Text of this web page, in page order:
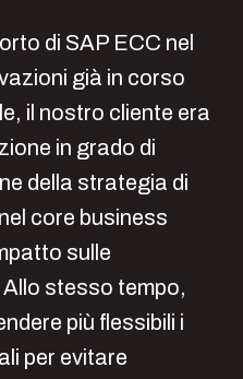
di SAP ECC nel
già in corso
il nostro cliente era
in grado di
della strategia di
core business
sulle
stesso tempo,
più flessibili i
per evitare